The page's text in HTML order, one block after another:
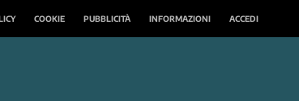
COOKIE PUBBLICITÀ INFORMAZIONI ACCEDI